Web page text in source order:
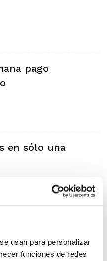
usan para personalizar
funciones de redes
pago
en sólo una
pago